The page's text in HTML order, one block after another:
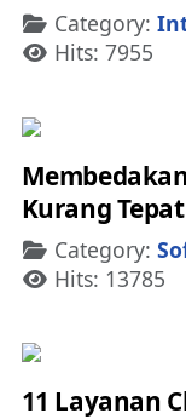
Details
Category:
Hits: 7955
Kurang Tepat
Details
Category:
Hits: 13785
11 Layanan